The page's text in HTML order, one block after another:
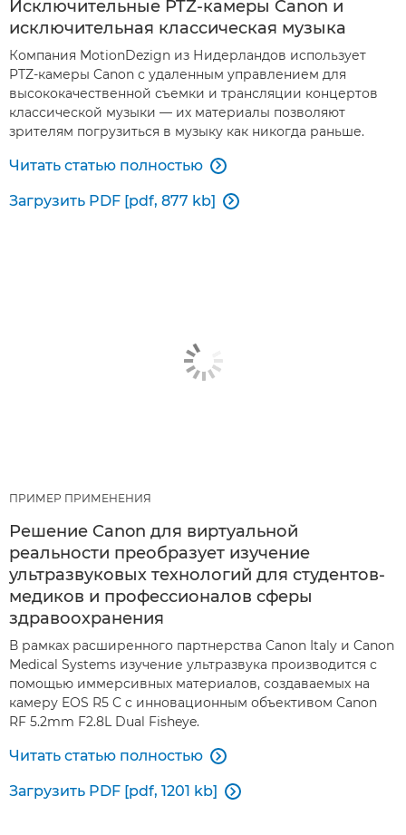
Исключительные PTZ-камеры Canon и
исключительная классическая музыка
Компания MotionDezign из Нидерландов использует
PTZ-камеры Canon с удаленным управлением для
высококачественной съемки и трансляции концертов
классической музыки — их материалы позволяют
зрителям погрузиться в музыку как никогда раньше.
Читать статью полностью 
Загрузить PDF [pdf, 877 kb] 
ПРИМЕР ПРИМЕНЕНИЯ
Решение Canon для виртуальной
реальности преобразует изучение
ультразвуковых технологий для студентов-
медиков и профессионалов сферы
здравоохранения
В рамках расширенного партнерства Canon Italy и Canon
Medical Systems изучение ультразвука производится с
помощью иммерсивных материалов, создаваемых на
камеру EOS R5 C с инновационным объективом Canon
RF 5.2mm F2.8L Dual Fisheye.
Читать статью полностью 
Загрузить PDF [pdf, 1201 kb] 